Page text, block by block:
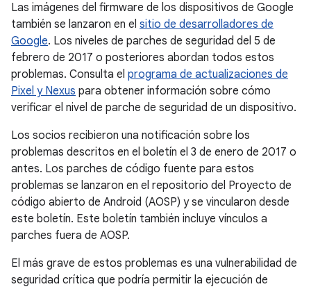
Las imágenes del firmware de los dispositivos de Google
también se lanzaron en el sitio de desarrolladores de
Google. Los niveles de parches de seguridad del 5 de
febrero de 2017 o posteriores abordan todos estos
problemas. Consulta el programa de actualizaciones de
Pixel y Nexus para obtener información sobre cómo
verificar el nivel de parche de seguridad de un dispositivo.
Los socios recibieron una notificación sobre los
problemas descritos en el boletín el 3 de enero de 2017 o
antes. Los parches de código fuente para estos
problemas se lanzaron en el repositorio del Proyecto de
código abierto de Android (AOSP) y se vincularon desde
este boletín. Este boletín también incluye vínculos a
parches fuera de AOSP.
El más grave de estos problemas es una vulnerabilidad de
seguridad crítica que podría permitir la ejecución de